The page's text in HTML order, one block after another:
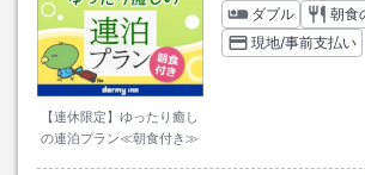
【連休限定】ゆったり癒し
の連泊プラン≪朝食付き≫
ダブル
朝食
現地/事前支払い